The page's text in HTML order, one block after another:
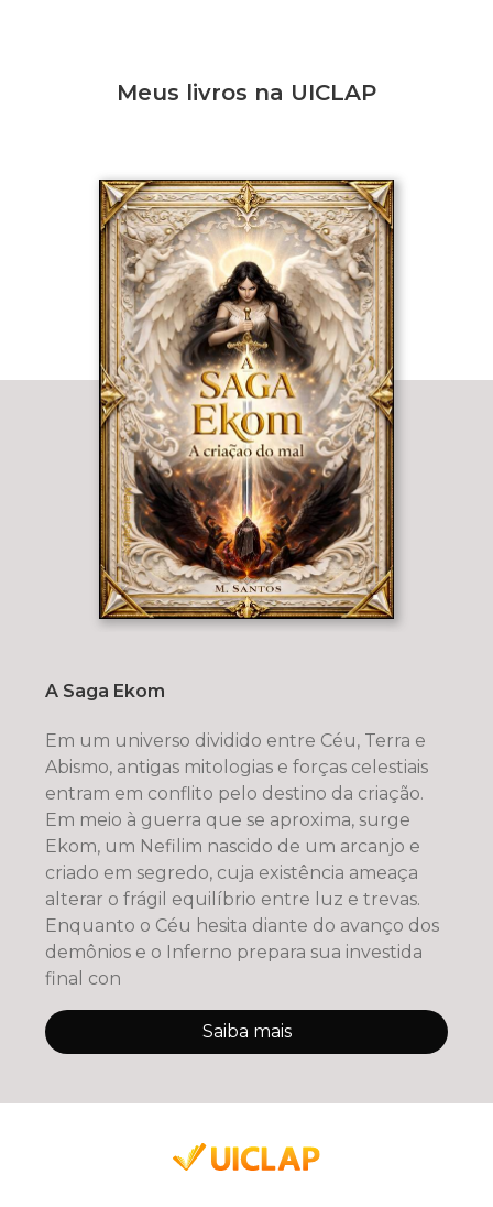
Meus livros na UICLAP
A Saga Ekom
Em um universo dividido entre Céu, Terra e
Abismo, antigas mitologias e forças celestiais
entram em conflito pelo destino da criação.
Em meio à guerra que se aproxima, surge
Ekom, um Nefilim nascido de um arcanjo e
criado em segredo, cuja existência ameaça
alterar o frágil equilíbrio entre luz e trevas.
Enquanto o Céu hesita diante do avanço dos
demônios e o Inferno prepara sua investida
final con
Saiba mais